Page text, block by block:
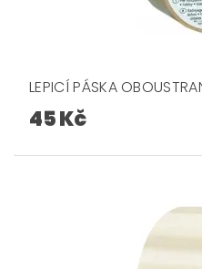
LEPICÍ PÁSKA
45 Kč